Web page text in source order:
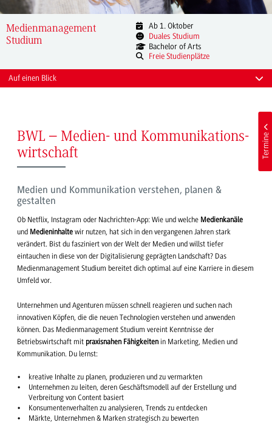
Medienmanagement
Studium
Ab 1. Oktober
Duales Studium
Bachelor of Arts
Freie Studienplätze
Auf einen Blick
BWL – Medien- und Kommunikations-
wirtschaft
Medien und Kommunikation verstehen, planen &
gestalten
Ob Netflix, Instagram oder Nachrichten-App: Wie und welche Medienkanäle
und Medieninhalte wir nutzen, hat sich in den vergangenen Jahren stark
verändert. Bist du fasziniert von der Welt der Medien und willst tiefer
eintauchen in diese von der Digitalisierung geprägten Landschaft? Das
Medienmanagement Studium bereitet dich optimal auf eine Karriere in diesem
Umfeld vor.
Unternehmen und Agenturen müssen schnell reagieren und suchen nach
innovativen Köpfen, die die neuen Technologien verstehen und anwenden
können. Das Medienmanagement Studium vereint Kenntnisse der
Betriebswirtschaft mit praxisnahen Fähigkeiten in Marketing, Medien und
Kommunikation. Du lernst:
kreative Inhalte zu planen, produzieren und zu vermarkten
Unternehmen zu leiten, deren Geschäftsmodell auf der Erstellung und
Verbreitung von Content basiert
Konsumentenverhalten zu analysieren, Trends zu entdecken
Märkte, Unternehmen & Marken strategisch zu bewerten
Termine